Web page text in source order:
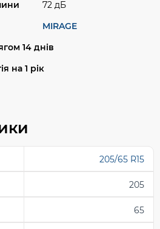
72 дБ
MIRAGE
14 днів
на 1 рік
205/65 R15
205
65